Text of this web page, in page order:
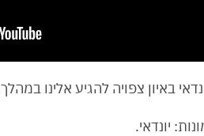
באיון צפויה להגיע אלינו במהלך 2021.
יונדאי.